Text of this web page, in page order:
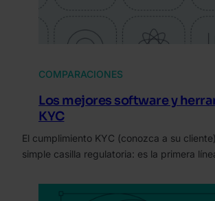
COMPARACIONES
Los mejores software y
KYC
El cumplimiento KYC (conozca a su
simple casilla regulatoria: es la primera